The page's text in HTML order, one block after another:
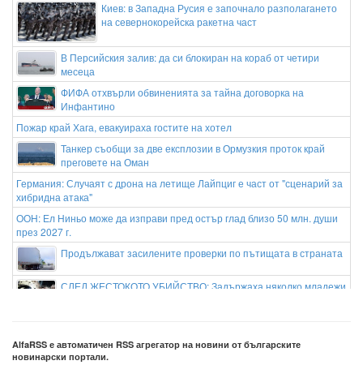
Киев: в Западна Русия е започнало разполагането
на севернокорейска ракетна част
В Персийския залив: да си блокиран на кораб от четири
месеца
ФИФА отхвърли обвиненията за тайна договорка на
Инфантино
Пожар край Хага, евакуираха гостите на хотел
Танкер съобщи за две експлозии в Ормузкия проток край
преговете на Оман
Германия: Случаят с дрона на летище Лайпциг е част от "сценарий за
хибридна атака"
ООН: Ел Ниньо може да изправи пред остър глад близо 50 млн. души
през 2027 г.
Продължават засилените проверки по пътищата в страната
СЛЕД ЖЕСТОКОТО УБИЙСТВО: Задържаха няколко младежи
AlfaRSS е автоматичен RSS агрегатор на новини от българските
новинарски портали.